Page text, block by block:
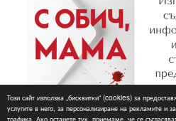
Този сайт използва „бисквитки“ (cookies) за
услугите в него, за персонализиране на рекламите и
трафика. Ако останете тук, приемаме, че се